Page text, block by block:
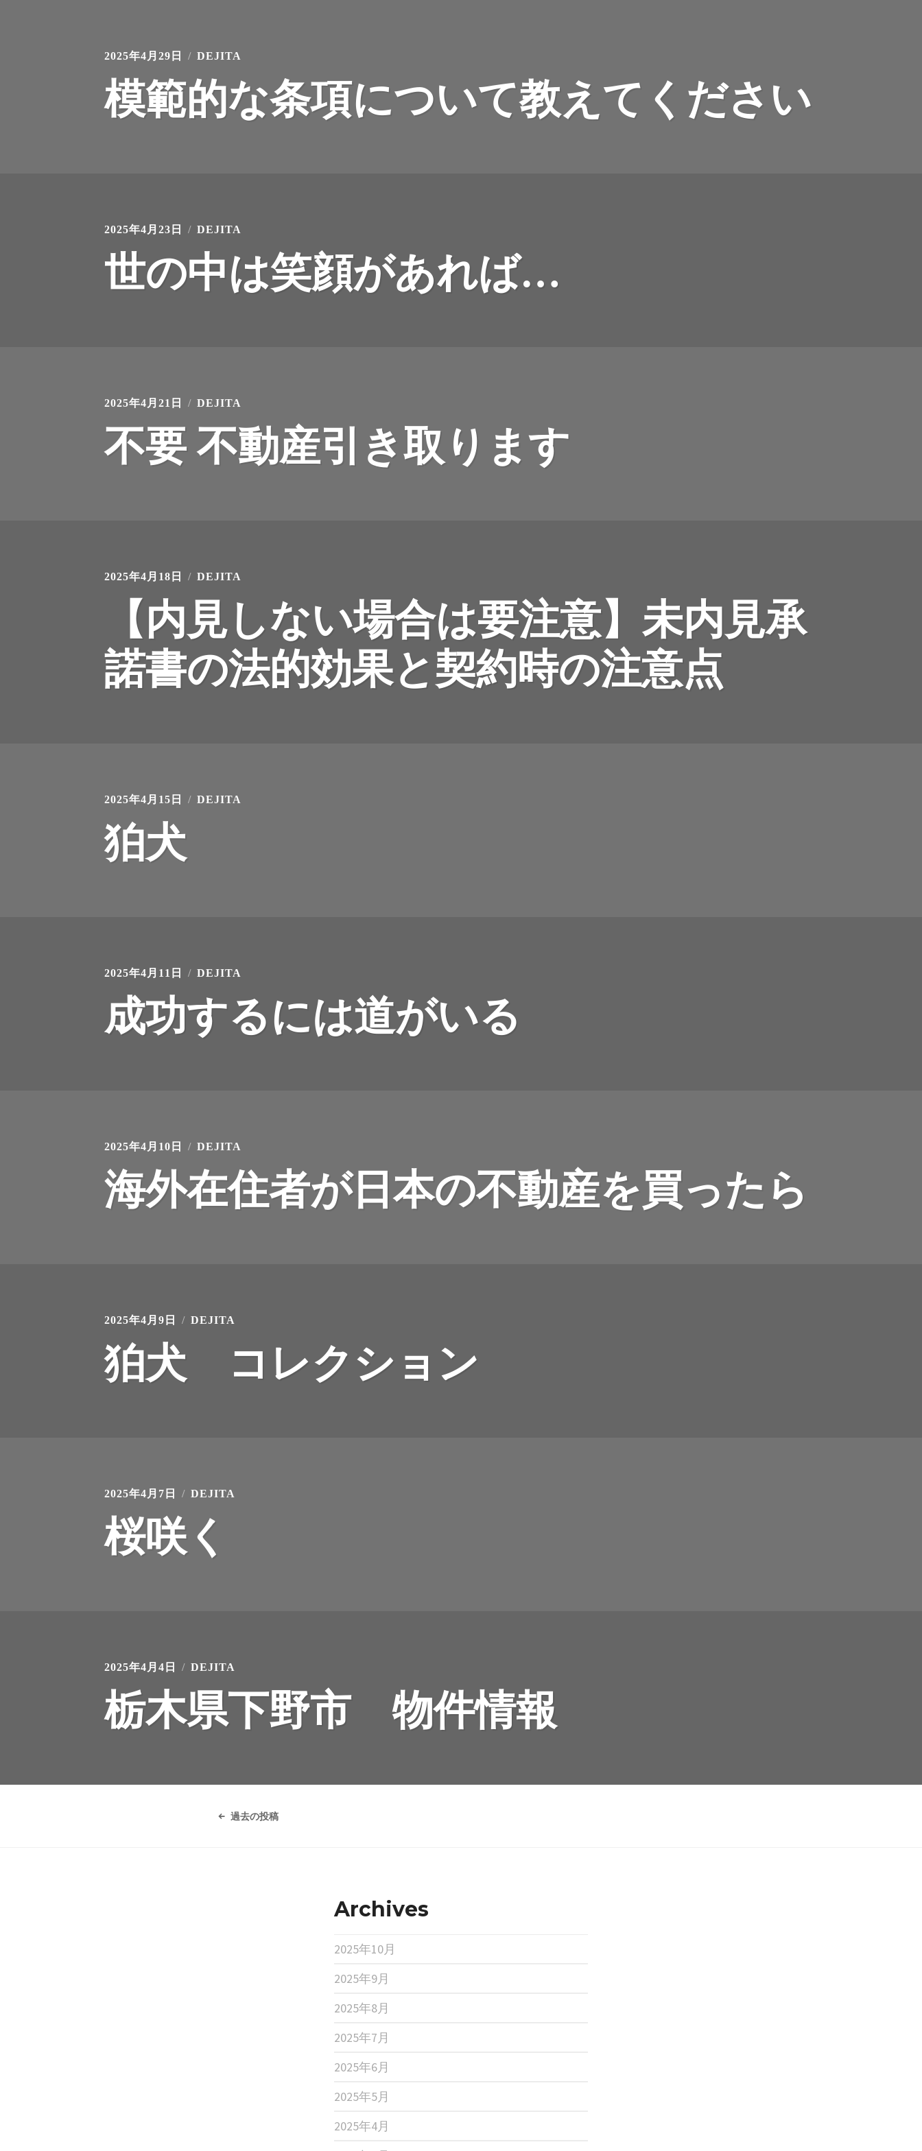
2025年4月29日 DEJITA
模範的な条項について教えてください
2025年4月23日 DEJITA
世の中は笑顔があれば…
2025年4月21日 DEJITA
不要 不動産引き取ります
2025年4月18日 DEJITA
【内見しない場合は要注意】未内見承
諾書の法的効果と契約時の注意点
2025年4月15日 DEJITA
狛犬
2025年4月11日 DEJITA
成功するには道がいる
2025年4月10日 DEJITA
海外在住者が日本の不動産を買ったら
2025年4月9日 DEJITA
狛犬 コレクション
2025年4月7日 DEJITA
桜咲く
2025年4月4日 DEJITA
栃木県下野市 物件情報
稿 過去の投稿
Archives
2025年10月
2025年9月
2025年8月
2025年7月
2025年6月
2025年5月
2025年4月